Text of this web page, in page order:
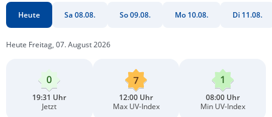
Heute Sa 08.08. So 09.08. Mo 10.08. Di 11.08.
Heute Freitag, 07. August 2026
19:31 Uhr
Jetzt
12:00 Uhr
Max UV-Index
08:00 Uhr
Min UV-Index